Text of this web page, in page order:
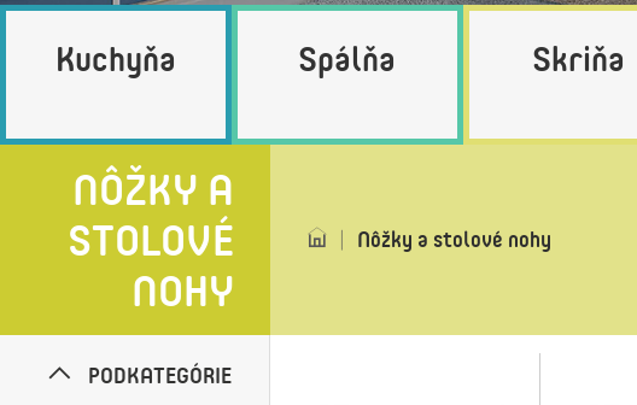
Kuchyňa Spálňa Skriňa
NÔŽKY A
STOLOVÉ
NOHY
Nôžky a stolové nohy
PODKATEGÓRIE